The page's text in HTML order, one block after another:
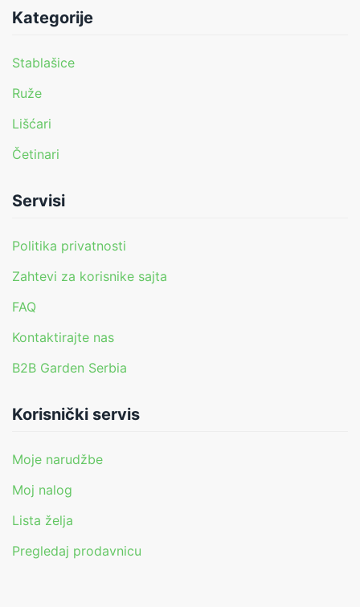
Kategorije
Stablašice
Ruže
Lišćari
Četinari
Servisi
Politika privatnosti
Zahtevi za korisnike sajta
FAQ
Kontaktirajte nas
B2B Garden Serbia
Korisnički servis
Moje narudžbe
Moj nalog
Lista želja
Pregledaj prodavnicu